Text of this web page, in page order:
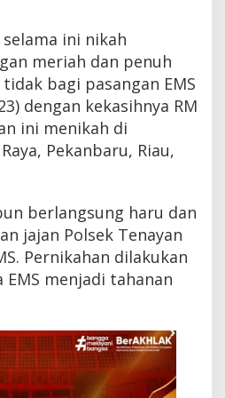
I
n
i
M
e
n
k
i
P
o
l
s
T
a
y
selama ini nikah
meriah dan penuh
bagi pasangan EMS
dengan kekasihnya RM
ini menikah di
Pekanbaru, Riau,
berlangsung haru dan
jajan Polsek Tenayan
Pernikahan dilakukan
menjadi tahanan